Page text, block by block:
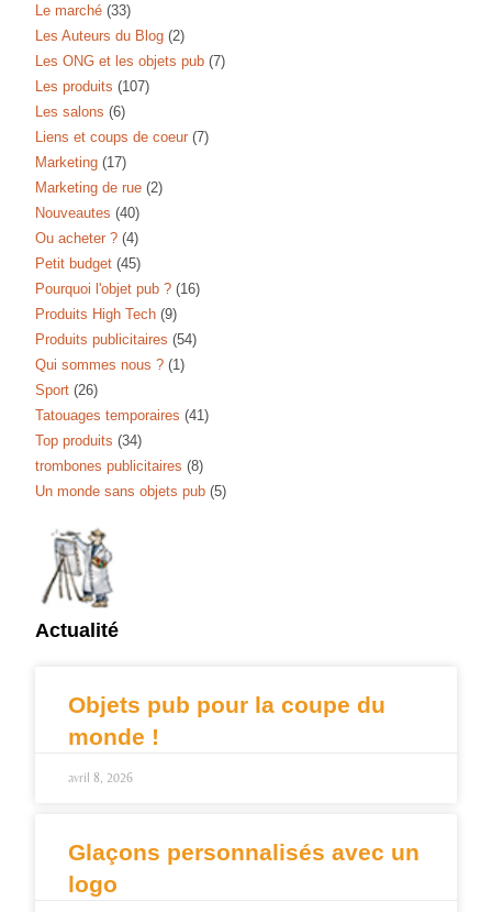
Le marché (33)
Les Auteurs du Blog (2)
Les ONG et les objets pub (7)
Les produits (107)
Les salons (6)
Liens et coups de coeur (7)
Marketing (17)
Marketing de rue (2)
Nouveautes (40)
Ou acheter ? (4)
Petit budget (45)
Pourquoi l'objet pub ? (16)
Produits High Tech (9)
Produits publicitaires (54)
Qui sommes nous ? (1)
Sport (26)
Tatouages temporaires (41)
Top produits (34)
trombones publicitaires (8)
Un monde sans objets pub (5)
Actualité
Objets pub pour la coupe du
monde !
avril 8, 2026
Glaçons personnalisés avec un
logo